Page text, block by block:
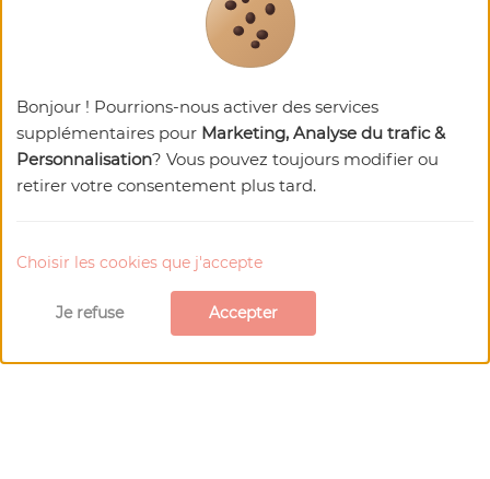
Bonjour ! Pourrions-nous activer des services
supplémentaires pour Marketing, Analyse du trafic &
Personnalisation? Vous pouvez toujours modifier ou
retirer votre consentement plus tard.
Choisir les cookies que j'accepte
Je refuse Accepter